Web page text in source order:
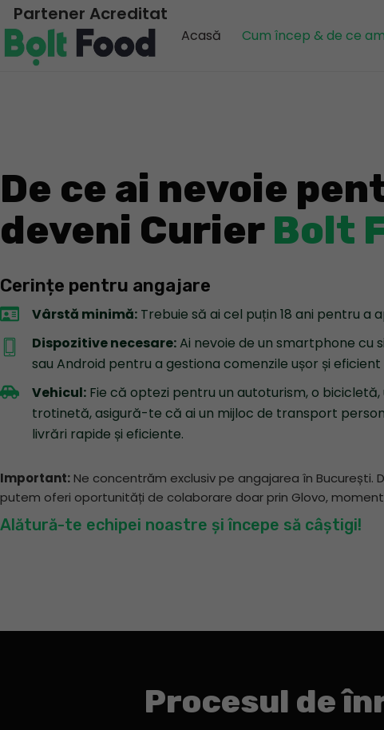
Skip
to
content
Partener Acreditat
Acasă Cum încep & de ce
De ce ai nevoie
deveni Curier Bolt
Cerințe pentru angajare
Vârstă minimă: Trebuie să ai cel puțin 18 ani pentru a
Dispozitive necesare:Ai nevoie de un smartphone cu
sau Android pentru a gestiona comenzile ușor și eficient
Vehicul: Fie că optezi pentru un autoturism, o bicicletă,
trotinetă, asigură-te că ai un mijloc de transport
livrări rapide și eficiente.
Important:Ne concentrăm exclusiv pe angajarea în București.
putem oferi oportunități de colaborare doar prin Glovo,
Alătură-te echipei noastre și începe să câștigi!
Procesul de